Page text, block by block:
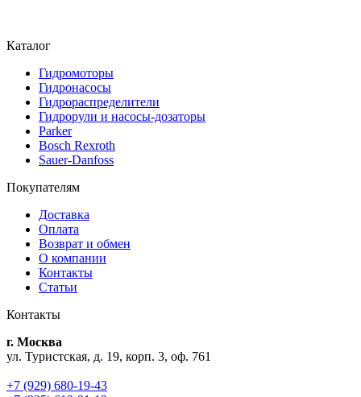
Каталог
Гидромоторы
Гидронасосы
Гидрораспределители
Гидрорули и насосы-дозаторы
Parker
Bosch Rexroth
Sauer-Danfoss
Покупателям
Доставка
Оплата
Возврат и обмен
О компании
Контакты
Статьи
Контакты
г. Москва
ул. Туристская, д. 19, корп. 3, оф. 761
+7 (929) 680-19-43